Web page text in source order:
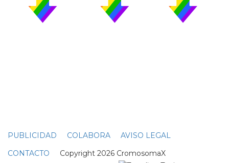
PUBLICIDAD COLABORA
AVISO LEGAL
CONTACTO Copyright 2026 CromosomaX